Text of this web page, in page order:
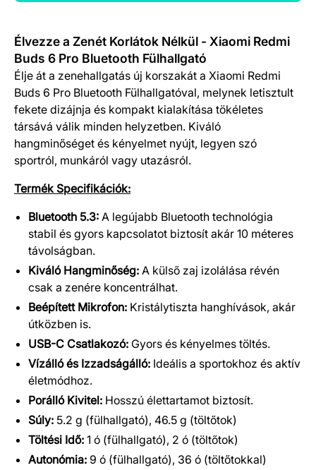
Termék részletek
Élvezze a Zenét Korlátok Nélkül - Xiaomi Redmi
Buds 6 Pro Bluetooth Fülhallgató
Élje át a zenehallgatás új korszakát a Xiaomi Redmi
Buds 6 Pro Bluetooth Fülhallgatóval, melynek letisztult
fekete dizájnja és kompakt kialakítása tökéletes
társává válik minden helyzetben. Kiváló
hangminőséget és kényelmet nyújt, legyen szó
sportról, munkáról vagy utazásról.
Termék Specifikációk:
Bluetooth 5.3: A legújabb Bluetooth technológia
stabil és gyors kapcsolatot biztosít akár 10 méteres
távolságban.
Kiváló Hangminőség: A külső zaj izolálása révén
csak a zenére koncentrálhat.
Beépített Mikrofon: Kristálytiszta hanghívások, akár
útközben is.
USB-C Csatlakozó: Gyors és kényelmes töltés.
Vízálló és Izzadságálló: Ideális a sportokhoz és aktív
életmódhoz.
Porálló Kivitel: Hosszú élettartamot biztosít.
Súly: 5.2 g (fülhallgató), 46.5 g (töltőtok)
Töltési Idő: 1 ó (fülhallgató), 2 ó (töltőtok)
Autonómia: 9 ó (fülhallgató), 36 ó (töltőtokkal)